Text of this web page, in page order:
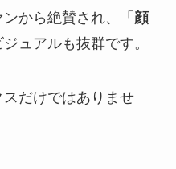
から絶賛され、「 顔
ュアルも抜群です。
だけではありませ